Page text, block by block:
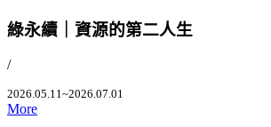
綠永續｜資源的第二人生
/
2026.05.11~2026.07.01
More